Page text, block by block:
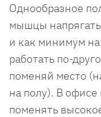
Однообразное
мышцы
и как минимум
работать по-
поменяй место
на полу). В
поменять